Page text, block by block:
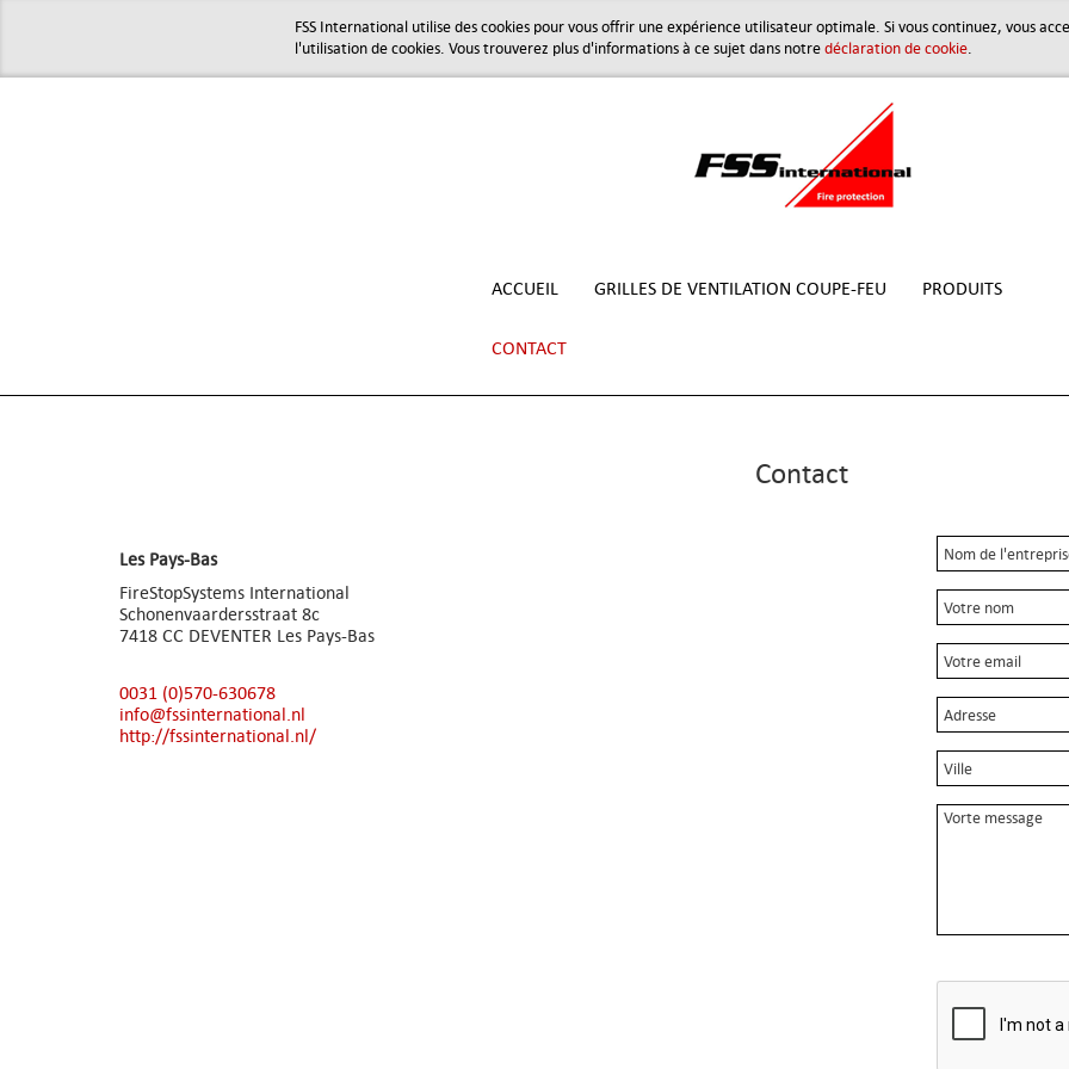
FSS International utilise des cookies pour vous offrir une expérience utilisateur optimale. Si vous continuez, vous
l'utilisation de cookies. Vous trouverez plus d'informations à ce sujet dans notredéclaration de cookie
ACCUEIL GRILLES DE VENTILATION COUPE-FEU PRODUITS
CONTACT
Contact
Les Pays-Bas
FireStopSystems International
Schonenvaardersstraat 8c
7418 CC DEVENTER Les Pays-Bas
0031 (0)570-630678
info@fssinternational.nl
http://fssinternational.nl/